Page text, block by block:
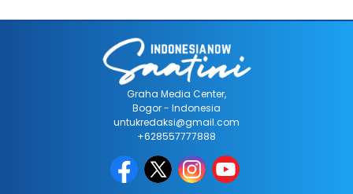
Graha Media Center,
Bogor - Indonesia
untukredaksi@gmail.com
+628557777888